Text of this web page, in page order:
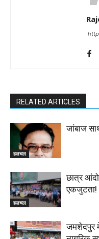
RELATED ARTICLES
हलचल
जांबाज
हलचल
छात्र
एकजुटता!
जमशेदपुर